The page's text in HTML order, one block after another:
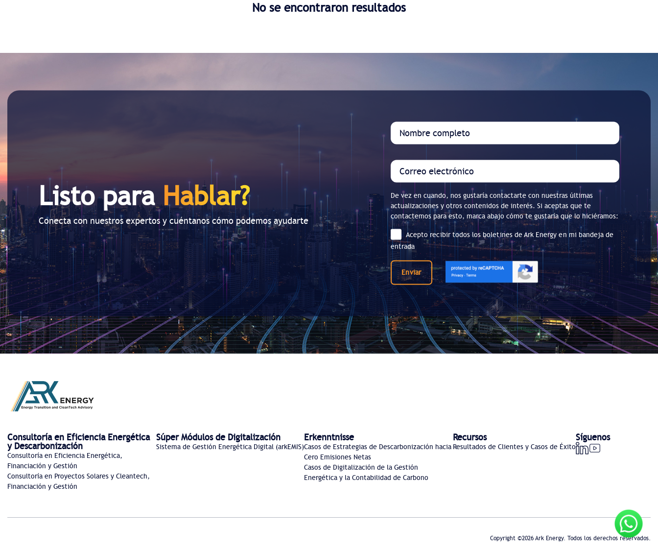
No se encontraron resultados
Listo paraHablar?
Conecta con nuestros expertos y cuéntanos cómo podemos ayudarte
De vez en cuando, nos gustaría contactarte con nuestras últimas
actualizaciones y otros contenidos de interés. Si aceptas que te
contactemos para esto, marca abajo cómo te gustaría que lo hiciéramos:
Acepto recibir todos los boletines de Ark Energy en mi bandeja de
entrada
Enviar
Consultoría en Eficiencia Energética
y Descarbonización
Consultoría en Eficiencia Energética,
Financiación y Gestión
Consultoría en Proyectos Solares y Cleantech,
Financiación y Gestión
Súper Módulos de Digitalización
Sistema de Gestión Energética Digital (arkEMIS)
Erkenntnisse
Casos de Estrategias de Descarbonización hacia
Cero Emisiones Netas
Casos de Digitalización de la Gestión
Energética y la Contabilidad de Carbono
Recursos
Resultados de Clientes y Casos de Éxito
Síguenos
Copyright ©2026 Ark Energy. Todos los derechos reservados.